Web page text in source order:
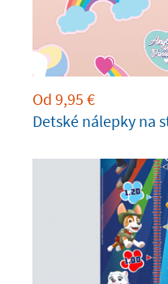
Od 9,95 €
Detské nálepky na